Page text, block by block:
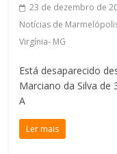
23 de dezembro de
Notícias de
Virgínia- MG
Está desaparecido
Marciano da Silva de
A
Ler mais